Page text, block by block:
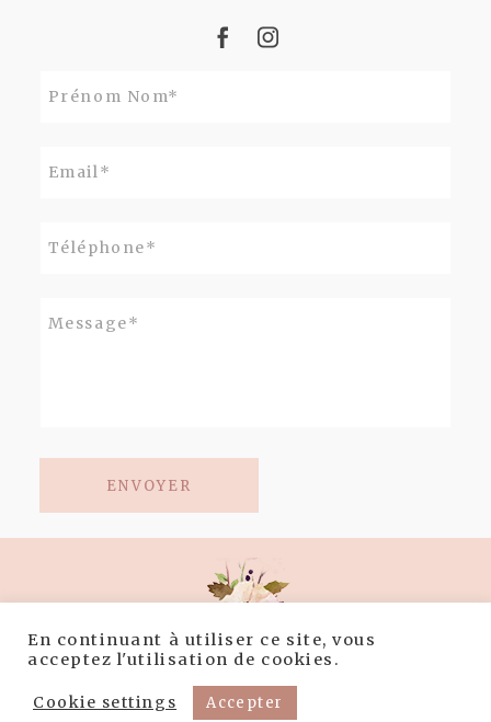
ENVOYER
Politique de confidentialité
En continuant à utiliser ce site, vous
acceptez l'utilisation de cookies.
Cookie settings Accepter